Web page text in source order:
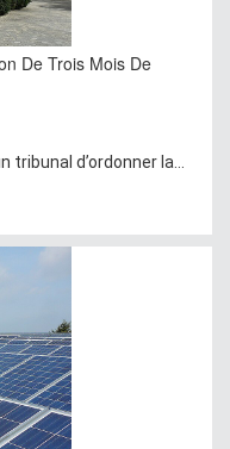
De Trois Mois De
d’ordonner la...